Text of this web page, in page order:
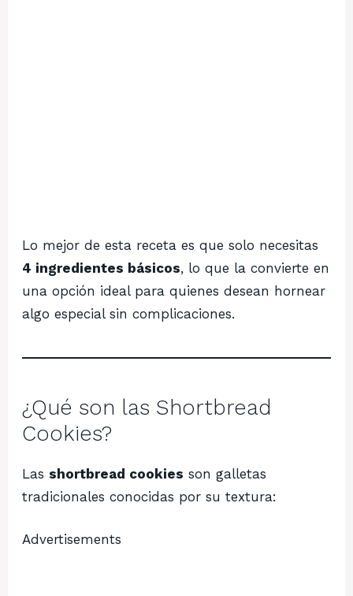
Lo mejor de esta receta es que solo necesitas
4 ingredientes básicos, lo que la convierte en
una opción ideal para quienes desean hornear
algo especial sin complicaciones.
¿Qué son las Shortbread
Cookies?
Las shortbread cookies son galletas
tradicionales conocidas por su textura:
Advertisements